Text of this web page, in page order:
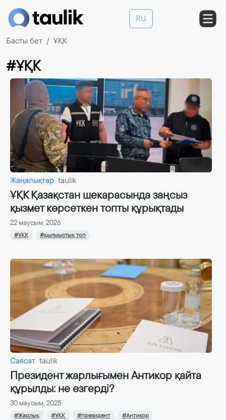
RU
Басты бет ҰҚК
#ҰҚК
Жаңалықтар taulik
ҰҚК Қазақстан шекарасында заңсыз
қызмет көрсеткен топты құрықтады
22 маусым, 2026
#ҰҚК #қылмыстық топ
Саясат taulik
Президент жарлығымен Антикор қайта
құрылды: не өзгерді?
30 маусым, 2025
#Жарлық #ҰҚК #президент
#Антикор